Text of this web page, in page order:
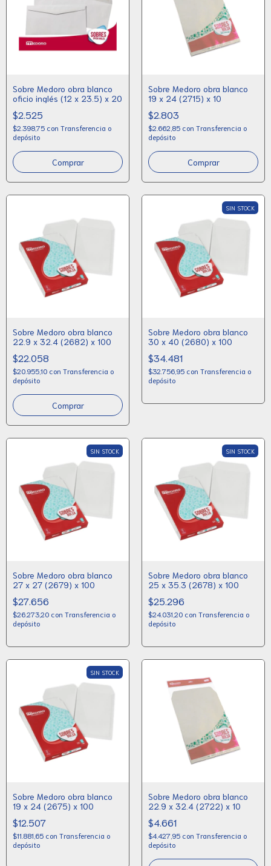
Sobre Medoro obra blanco
oficio inglés (12 x 23.5) x 20
$2.525
$2.398,75 con Transferencia o
depósito
Sobre Medoro obra blanco
19 x 24 (2715) x 10
$2.803
$2.662,85 con Transferencia o
depósito
Sobre Medoro obra blanco
22.9 x 32.4 (2682) x 100
$22.058
$20.955,10 con Transferencia o
depósito
SIN STOCK
Sobre Medoro obra blanco
30 x 40 (2680) x 100
$34.481
$32.756,95 con Transferencia o
depósito
SIN STOCK
Sobre Medoro obra blanco
27 x 27 (2679) x 100
$27.656
$26.273,20 con Transferencia o
depósito
SIN STOCK
Sobre Medoro obra blanco
25 x 35.3 (2678) x 100
$25.296
$24.031,20 con Transferencia o
depósito
SIN STOCK
Sobre Medoro obra blanco
19 x 24 (2675) x 100
$12.507
$11.881,65 con Transferencia o
depósito
Sobre Medoro obra blanco
22.9 x 32.4 (2722) x 10
$4.661
$4.427,95 con Transferencia o
depósito